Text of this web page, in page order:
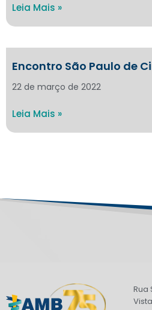
Leia Mais »
Encontro São Paulo de
22 de março de 2022
Leia Mais »
Rua